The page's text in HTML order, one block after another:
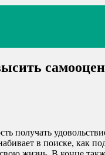
получать
в поиске, как